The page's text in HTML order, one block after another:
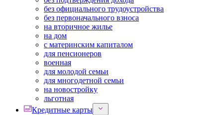
без официального трудоустройства
без первоначального взноса
на вторичное жилье
на дом
с материнским капиталом
для пенсионеров
военная
для молодой семьи
для многодетной семьи
на новостройку
льготная
Кредитные карты